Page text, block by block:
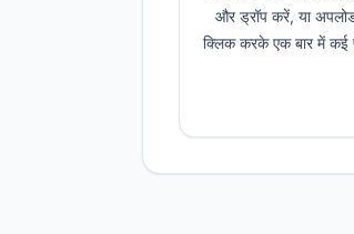
और ड्रॉप करें, या
क्लिक करके एक बार में कई